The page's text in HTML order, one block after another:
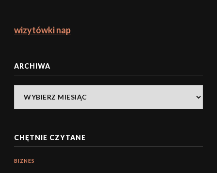
wizytówki nap
ARCHIWA
CHĘTNIE CZYTANE
BIZNES